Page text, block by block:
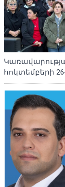
հոկտեմբերի